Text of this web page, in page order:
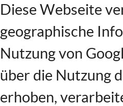
Diese Webseite
geographische
Nutzung von
über die Nutzung
erhoben,